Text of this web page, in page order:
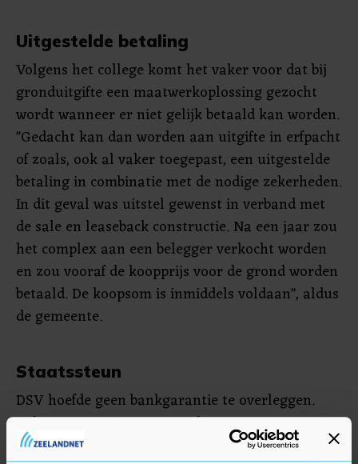
Uitgestelde betaling
Volgens het college komt het vaker voor dat bij
gronduitgifte een maatwerkoplossing gezocht
wordt wanneer er niet gelijk betaald kan worden.
"Gedacht kan dan worden aan uitgifte in erfpacht
of zoals, ook al vaker toegepast, een uitgestelde
betaling in combinatie met de nodige zekerheden.
In dit geval was uitstel gewenst in verband met
de sale en leaseback constructie. Na een jaar zou
het complex aan een belegger verkocht worden
en zou vooraf de koopprijs voor de grond worden
betaald. De koopsom is inmiddels voldaan", aldus
de gemeente.
Staatssteun
DSV hoefde geen bankgarantie te overleggen.
Volgens ABT uiterst vreemd, maar B&W
verduidelijkt: 'We hebben het aanbod van DSV om